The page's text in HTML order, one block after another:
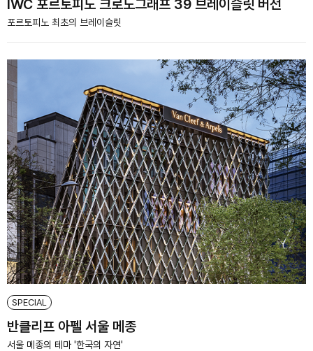
IWC 포르토피노 크로노그래프 39 브레이슬릿 버전
포르토피노 최초의 브레이슬릿
SPECIAL
반클리프 아펠 서울 메종
서울 메종의 테마 '한국의 자연'